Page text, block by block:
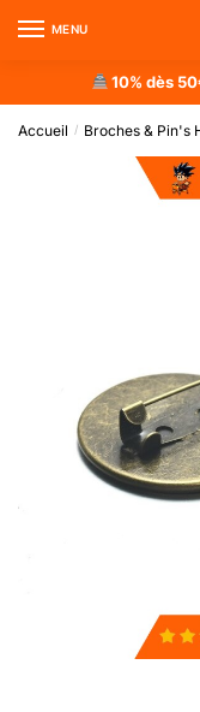
MENU
10% dès
Accueil / Broches & Pin's